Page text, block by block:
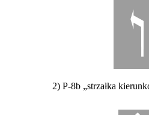
2) P-8b „strzałka